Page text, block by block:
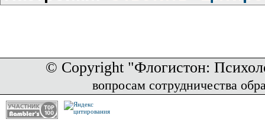
© Copyright "Флогистон:
вопросам сотрудничества